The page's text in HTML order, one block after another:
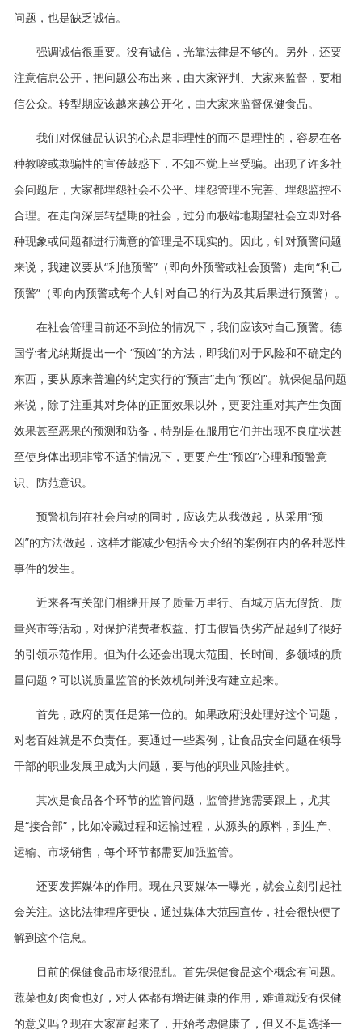
问题，也是缺乏诚信。
强调诚信很重要。没有诚信，光靠法律是不够的。另外，还要
注意信息公开，把问题公布出来，由大家评判、大家来监督，要相
信公众。转型期应该越来越公开化，由大家来监督保健食品。
我们对保健品认识的心态是非理性的而不是理性的，容易在各
种教唆或欺骗性的宣传鼓惑下，不知不觉上当受骗。出现了许多社
会问题后，大家都埋怨社会不公平、埋怨管理不完善、埋怨监控不
合理。在走向深层转型期的社会，过分而极端地期望社会立即对各
种现象或问题都进行满意的管理是不现实的。因此，针对预警问题
来说，我建议要从“利他预警”（即向外预警或社会预警）走向“利己
预警”（即向内预警或每个人针对自己的行为及其后果进行预警）。
在社会管理目前还不到位的情况下，我们应该对自己预警。德
国学者尤纳斯提出一个 “预凶”的方法，即我们对于风险和不确定的
东西，要从原来普遍的约定实行的“预吉”走向“预凶”。就保健品问题
来说，除了注重其对身体的正面效果以外，更要注重对其产生负面
效果甚至恶果的预测和防备，特别是在服用它们并出现不良症状甚
至使身体出现非常不适的情况下，更要产生“预凶”心理和预警意
识、防范意识。
预警机制在社会启动的同时，应该先从我做起，从采用“预
凶”的方法做起，这样才能减少包括今天介绍的案例在内的各种恶性
事件的发生。
近来各有关部门相继开展了质量万里行、百城万店无假货、质
量兴市等活动，对保护消费者权益、打击假冒伪劣产品起到了很好
的引领示范作用。但为什么还会出现大范围、长时间、多领域的质
量问题？可以说质量监管的长效机制并没有建立起来。
首先，政府的责任是第一位的。如果政府没处理好这个问题，
对老百姓就是不负责任。要通过一些案例，让食品安全问题在领导
干部的职业发展里成为大问题，要与他的职业风险挂钩。
其次是食品各个环节的监管问题，监管措施需要跟上，尤其
是“接合部”，比如冷藏过程和运输过程，从源头的原料，到生产、
运输、市场销售，每个环节都需要加强监管。
还要发挥媒体的作用。现在只要媒体一曝光，就会立刻引起社
会关注。这比法律程序更快，通过媒体大范围宣传，社会很快便了
解到这个信息。
目前的保健食品市场很混乱。首先保健食品这个概念有问题。
蔬菜也好肉食也好，对人体都有增进健康的作用，难道就没有保健
的意义吗？现在大家富起来了，开始考虑健康了，但又不是选择一